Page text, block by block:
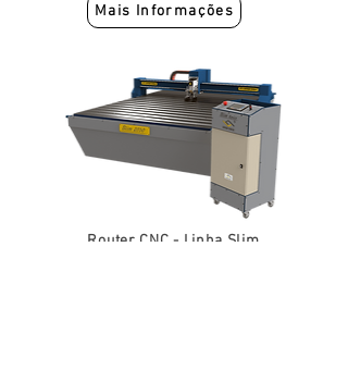
Mais Informações
Router CNC - Linha Slim